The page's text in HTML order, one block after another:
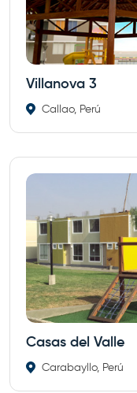
Villanova 3
Callao, Perú
Casas del Valle
Carabayllo, Perú